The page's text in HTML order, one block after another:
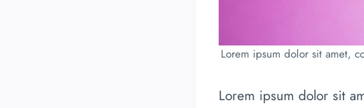
Lorem ipsum dolor sit amet,
Lorem ipsum dolor sit